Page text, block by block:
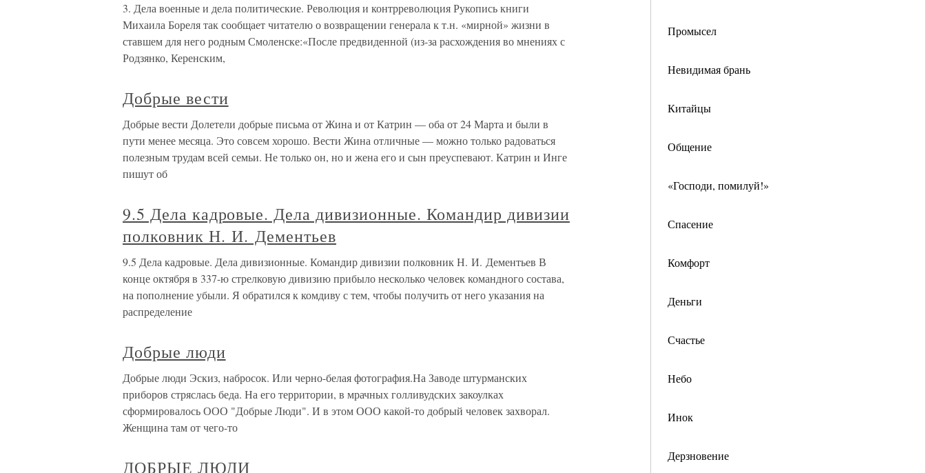
Промысел
Невидимая брань
Китайцы
Общение
«Господи, помилуй!»
Спасение
Комфорт
Деньги
Счастье
Небо
Инок
Дерзновение
3. Дела военные и дела политические. Революция и контрреволюция Рукопись книги
Михаила Бореля так сообщает читателю о возвращении генерала к т.н. «мирной» жизни в
ставшем для него родным Смоленске:«После предвиденной (из-за расхождения во мнениях с
Родзянко, Керенским,
Добрые вести
Добрые вести Долетели добрые письма от Жина и от Катрин — оба от 24 Марта и были в
пути менее месяца. Это совсем хорошо. Вести Жина отличные — можно только радоваться
полезным трудам всей семьи. Не только он, но и жена его и сын преуспевают. Катрин и Инге
пишут об
9.5 Дела кадровые. Дела дивизионные. Командир дивизии
полковник Н. И. Дементьев
9.5 Дела кадровые. Дела дивизионные. Командир дивизии полковник Н. И. Дементьев В
конце октября в 337-ю стрелковую дивизию прибыло несколько человек командного состава,
на пополнение убыли. Я обратился к комдиву с тем, чтобы получить от него указания на
распределение
Добрые люди
Добрые люди Эскиз, набросок. Или черно-белая фотография.На Заводе штурманских
приборов стряслась беда. На его территории, в мрачных голливудских закоулках
сформировалось ООО "Добрые Люди". И в этом ООО какой-то добрый человек захворал.
Женщина там от чего-то
ДОБРЫЕ ЛЮДИ